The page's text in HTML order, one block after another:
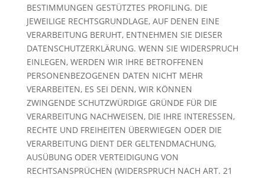
BESTIMMUNGEN GESTÜTZTES PROFILING. DIE
JEWEILIGE RECHTSGRUNDLAGE, AUF DENEN EINE
VERARBEITUNG BERUHT, ENTNEHMEN SIE DIESER
DATENSCHUTZERKLÄRUNG. WENN SIE WIDERSPRUCH
EINLEGEN, WERDEN WIR IHRE BETROFFENEN
PERSONENBEZOGENEN DATEN NICHT MEHR
VERARBEITEN, ES SEI DENN, WIR KÖNNEN
ZWINGENDE SCHUTZWÜRDIGE GRÜNDE FÜR DIE
VERARBEITUNG NACHWEISEN, DIE IHRE INTERESSEN,
RECHTE UND FREIHEITEN ÜBERWIEGEN ODER DIE
VERARBEITUNG DIENT DER GELTENDMACHUNG,
AUSÜBUNG ODER VERTEIDIGUNG VON
RECHTSANSPRÜCHEN (WIDERSPRUCH NACH ART. 21